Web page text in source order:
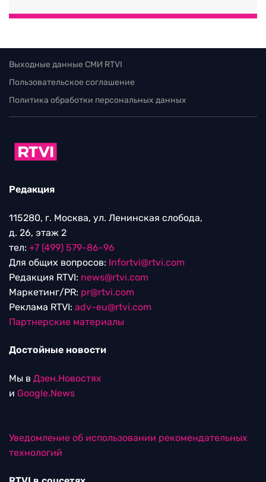
Выходные данные СМИ RTVI
Пользовательское соглашение
Политика обработки персональных данных
Редакция
115280, г. Москва, ул. Ленинская слобода,
д. 26, этаж 2
тел: +7 (499) 579-86-96
Для общих вопросов: Infortvi@rtvi.com
Редакция RTVI: news@rtvi.com
Маркетинг/PR: pr@rtvi.com
Реклама RTVI: adv-eu@rtvi.com
Партнерские материалы
Достойные новости
Мы в Дзен.Новостях
и Google.News
Уведомление об использовании рекомендательных
технологий